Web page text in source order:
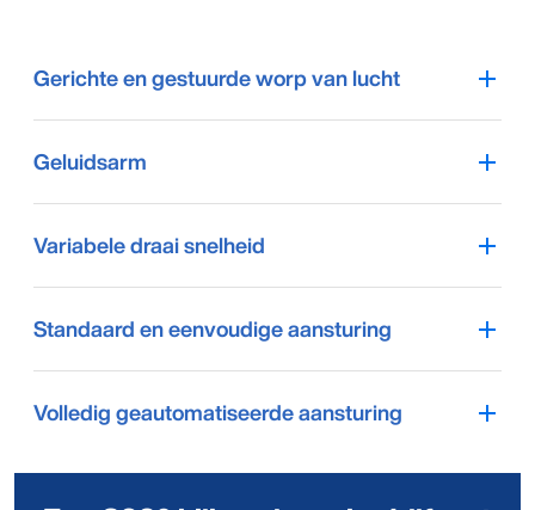
Gerichte en gestuurde worp van lucht
Geluidsarm
Variabele draai snelheid
Standaard en eenvoudige aansturing
Volledig geautomatiseerde aansturing